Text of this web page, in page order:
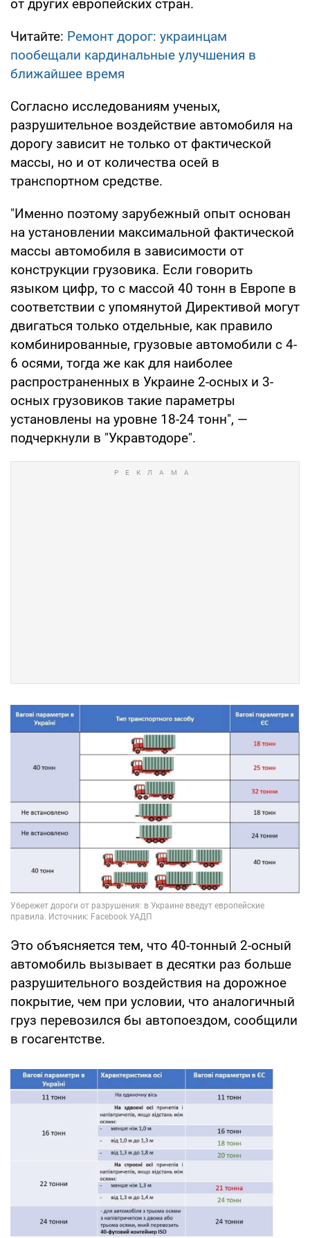
от других европейских стран.
Читайте: Ремонт дорог: украинцам
пообещали кардинальные улучшения в
ближайшее время
Согласно исследованиям ученых,
разрушительное воздействие автомобиля на
дорогу зависит не только от фактической
массы, но и от количества осей в
транспортном средстве.
"Именно поэтому зарубежный опыт основан
на установлении максимальной фактической
массы автомобиля в зависимости от
конструкции грузовика. Если говорить
языком цифр, то с массой 40 тонн в Европе в
соответствии с упомянутой Директивой могут
двигаться только отдельные, как правило
комбинированные, грузовые автомобили с 4-
6 осями, тогда же как для наиболее
распространенных в Украине 2-осных и 3-
осных грузовиков такие параметры
установлены на уровне 18-24 тонн", —
подчеркнули в "Укравтодоре".
Это объясняется тем, что 40-тонный 2-осный
автомобиль вызывает в десятки раз больше
разрушительного воздействия на дорожное
покрытие, чем при условии, что аналогичный
груз перевозился бы автопоездом, сообщили
в госагентстве.